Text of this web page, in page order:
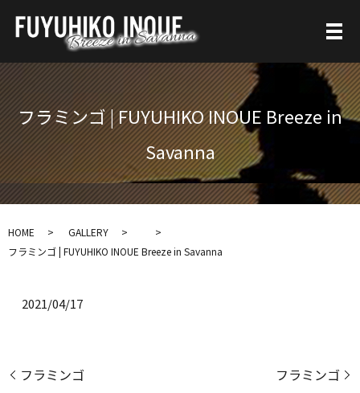
フラミンゴ | FUYUHIKO INOUE Breeze in
Savanna
HOME
GALLERY
フラミンゴ | FUYUHIKO INOUE Breeze in Savanna
2021/04/17
フラミンゴ フラミンゴ